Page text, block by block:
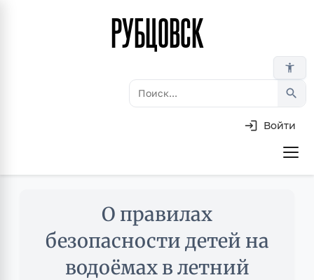
content
РУБЦОВСК
accessibility_new
search
Войти
О правилах
безопасности детей на
водоёмах в летний